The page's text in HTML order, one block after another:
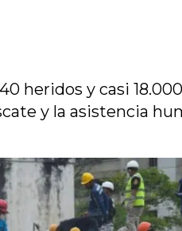
heridos y casi
y la asistencia